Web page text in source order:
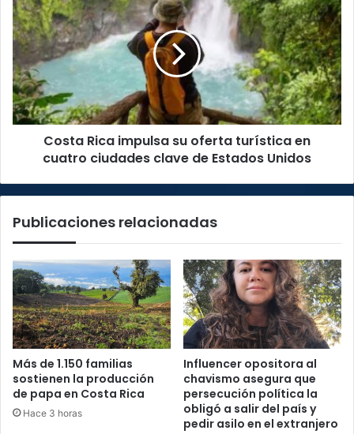
enero
Rica
impulsa
su
oferta
turística
en
cuatro
ciudades
Costa Rica impulsa su oferta turística en
cuatro ciudades clave de Estados Unidos
Publicaciones relacionadas
Más de 1.150 familias
sostienen la producción
de papa en Costa Rica
Hace 3 horas
Influencer opositora al
chavismo asegura que
persecución política la
obligó a salir del país y
pedir asilo en el extranjero